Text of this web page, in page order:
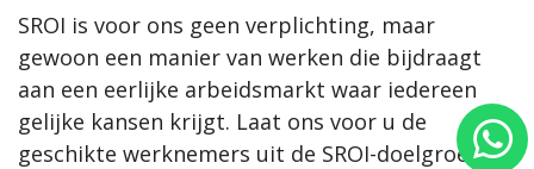
SROI is voor ons geen verplichting, maar
gewoon een manier van werken die bijdraagt
aan een eerlijke arbeidsmarkt waar iedereen
gelijke kansen krijgt. Laat ons voor u de
geschikte werknemers uit de SROI-doelgroep